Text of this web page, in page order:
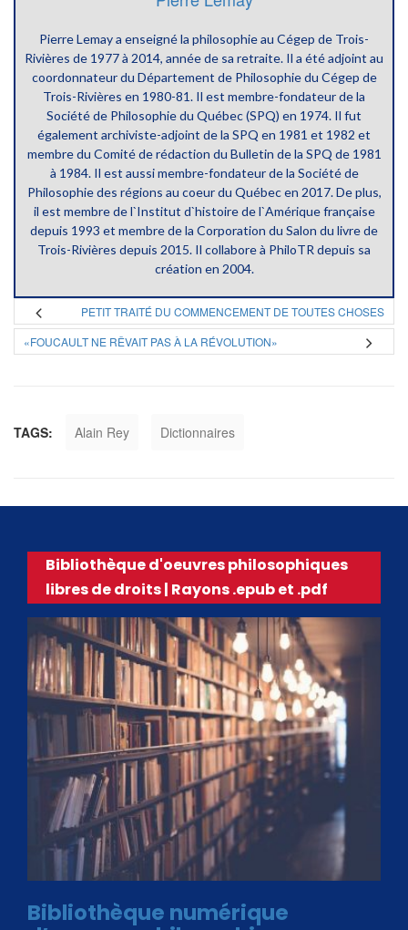
Pierre Lemay a enseigné la philosophie au Cégep de Trois-
Rivières de 1977 à 2014, année de sa retraite. Il a été adjoint au
coordonnateur du Département de Philosophie du Cégep de
Trois-Rivières en 1980-81. Il est membre-fondateur de la
Société de Philosophie du Québec (SPQ) en 1974. Il fut
également archiviste-adjoint de la SPQ en 1981 et 1982 et
membre du Comité de rédaction du Bulletin de la SPQ de 1981
à 1984. Il est aussi membre-fondateur de la Société de
Philosophie des régions au coeur du Québec en 2017. De plus,
il est membre de l`Institut d`histoire de l`Amérique française
depuis 1993 et membre de la Corporation du Salon du livre de
Trois-Rivières depuis 2015. Il collabore à PhiloTR depuis sa
création en 2004.
PETIT TRAITÉ DU COMMENCEMENT DE TOUTES CHOSES
«FOUCAULT NE RÊVAIT PAS À LA RÉVOLUTION»
TAGS: Alain Rey Dictionnaires
Bibliothèque d'oeuvres philosophiques
libres de droits | Rayons .epub et .pdf
Bibliothèque numérique